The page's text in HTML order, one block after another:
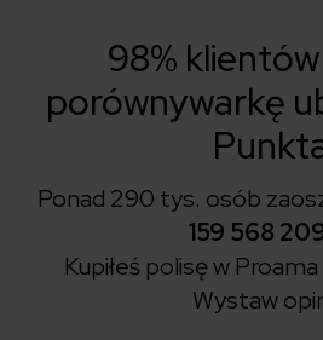
98%
porównywarkę
Ponad 290 tys. osób
159 568 209
Kupiłeś polisę w
Wystaw